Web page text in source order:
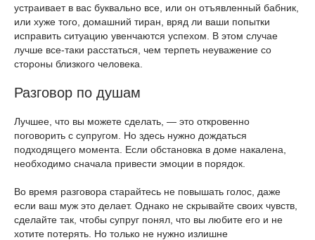
устраивает в вас буквально все, или он отъявленный бабник,
или хуже того, домашний тиран, вряд ли ваши попытки
исправить ситуацию увенчаются успехом. В этом случае
лучше все-таки расстаться, чем терпеть неуважение со
стороны близкого человека.
Разговор по душам
Лучшее, что вы можете сделать, — это откровенно
поговорить с супругом. Но здесь нужно дождаться
подходящего момента. Если обстановка в доме накалена,
необходимо сначала привести эмоции в порядок.
Во время разговора старайтесь не повышать голос, даже
если ваш муж это делает. Однако не скрывайте своих чувств,
сделайте так, чтобы супруг понял, что вы любите его и не
хотите потерять. Но только не нужно излишне